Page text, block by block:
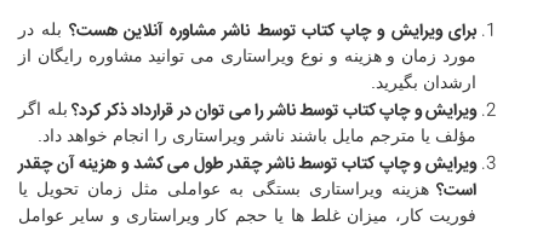
برای ویرایش و چاپ کتاب توسط ناشر ‏مشاوره آنلاین هست؟ بله در
مورد زمان و هزینه و نوع ویراستاری می توانید مشاوره رایگان از
ارشدان بگیرید.
ویرایش و چاپ کتاب توسط ناشر‏را می توان در قرارداد ذکر کرد؟ بله اگر
مؤلف یا مترجم مایل باشند ناشر ویراستاری را انجام خواهد داد.
ویرایش و چاپ کتاب توسط ناشر‏چقدر طول می کشد و هزینه آن چقدر
است؟ هزینه ویراستاری بستگی به عواملی مثل زمان تحویل یا
فوریت کار، میزان غلط ها یا حجم کار ویراستاری و سایر عوامل